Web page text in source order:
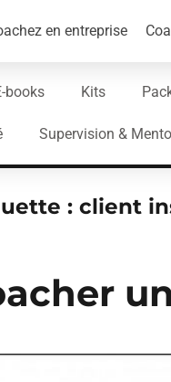
en entreprise
books Kits
Supervision &
: client